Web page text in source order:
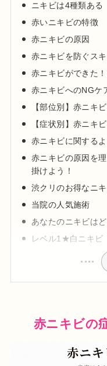
ニキビは4種類ある
赤いニキビの特徴
赤ニキビの原因
赤ニキビを防ぐス
赤ニキビができた
赤ニキビへのNGケ
【部位別】赤ニキ
【症状別】赤ニキ
赤ニキビに関する
赤ニキビの原因を
掛けよう！
渋クリのお得なニ
当院の人気施術
あなたのニキビは
レベル1★白ニキビ
赤ニキビの